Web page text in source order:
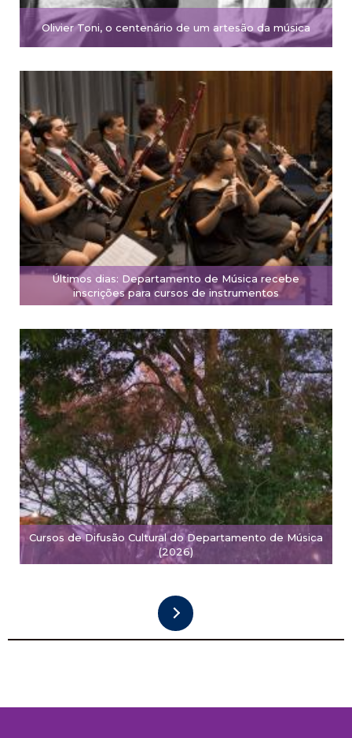
Olivier Toni, o centenário de um artesão da música
Últimos dias: Departamento de Música recebe
inscrições para cursos de instrumentos
Cursos de Difusão Cultural do Departamento de Música
(2026)